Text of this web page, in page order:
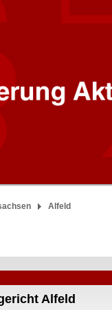
Alfeld
Alfeld